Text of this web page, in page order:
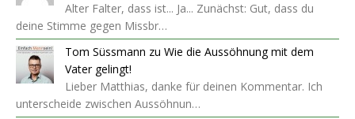
Alter Falter, dass ist... Ja... Zunächst: Gut, dass du
deine Stimme gegen Missbr…
Tom Süssmann zu Wie die Aussöhnung mit dem
Vater gelingt!
Lieber Matthias, danke für deinen Kommentar. Ich
unterscheide zwischen Aussöhnun…